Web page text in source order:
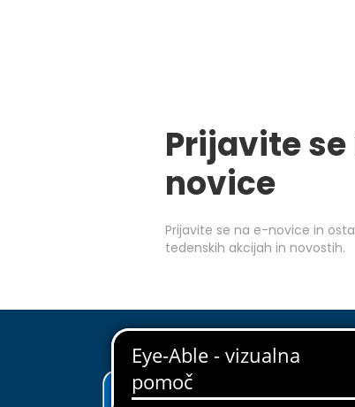
Prijavite
novice
Prijavite se na e-novice in
tedenskih akcijah in novostih.